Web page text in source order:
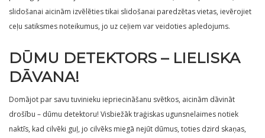
slidošanai aicinām izvēlēties tikai slidošanai paredzētas vietas, ievērojiet
ceļu satiksmes noteikumus, jo uz ceļiem var veidoties apledojums.
DŪMU DETEKTORS – LIELISKA
DĀVANA!
Domājot par savu tuvinieku iepriecināšanu svētkos, aicinām dāvināt
drošību – dūmu detektoru! Visbiežāk traģiskas ugunsnelaimes notiek
naktīs, kad cilvēki guļ, jo cilvēks miegā nejūt dūmus, toties dzird skaņas,